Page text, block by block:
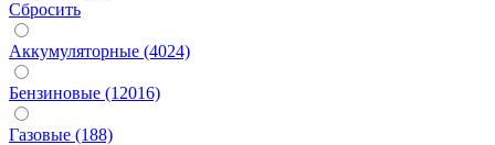
Сбросить
Аккумуляторные (4024)
Бензиновые (12016)
Газовые (188)